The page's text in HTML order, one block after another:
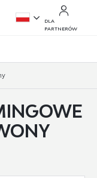
DLA
PARTNERÓW